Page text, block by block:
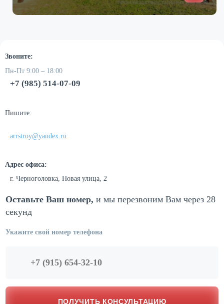
Звоните:
Пн-Пт 9:00 – 18:00
+7 (985) 514-07-09
Пишите:
arrstroy@yandex.ru
Адрес офиса:
г. Черноголовка, Новая улица, 2
Оставьте Ваш номер, и мы перезвоним Вам через 28
секунд
Укажите свой номер телефона